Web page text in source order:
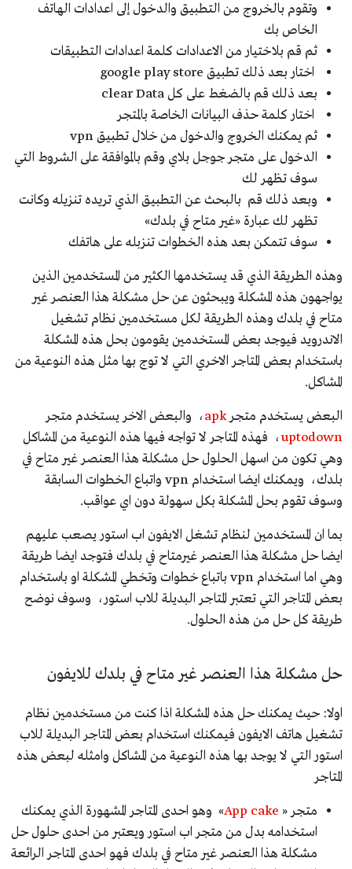
وتقوم بالخروج من التطبيق والدخول إلى اعدادات الهاتف
الخاص بك
ثم قم بلاختيار من الاعدادات كلمة اعدادات التطبيقات
اختار بعد ذلك تطبيق google play store
بعد ذلك قم بالضغط على كل clear Data
اختار كلمة حذف البيانات الخاصة بالمتجر
ثم يمكنك الخروج والدخول من خلال تطبيق vpn
الدخول على متجر جوجل بلاي وقم بالموافقة على الشروط التي
سوف تظهر لك
وبعد ذلك قم بالبحث عن التطبيق الذي تريده تنزيله وكانت
تظهر لك عبارة «غير متاح في بلدك»
سوف تتمكن بعد هذه الخطوات تنزبله على هاتفك
وهذه الطريقة الذي قد يستخدمها الكثير من المستخدمين الذين
يواجهون هذه المشكلة ويبحثون عن حل مشكلة هذا العنصر غير
متاح في بلدك وهذه الطريقة لكل مستخدمين نظام تشغيل
الاندرويد فيوجد بعض المستخدمين يقومون بحل هذه المشكلة
باستخدام بعض المتاجر الاخري التي لا توج بها مثل هذه النوعية من
المشاكل.
البعض يستخدم متجرapk، والبعض الاخر يستخدم متجر
uptodown، فهذه المتاجر لا تواجه فيها هذه النوعية من المشاكل
وهي تكون من اسهل الحلول حل مشكلة هذا العنصر غير متاح في
بلدك، ويمكنك ايضا استخدام vpn واتباع الخطوات السابقة
وسوف تقوم بحل المشكلة بكل سهولة دون اي عواقب.
بما ان المستخدمين لنظام تشغل الايفون اب استور يصعب عليهم
ايضا حل مشكلة هذا العنصر غيرمتاح في بلدك فتوجد ايضا طريقة
وهي اما استخدام vpn باتباع خطوات وتخطي المشكلة او باستخدام
بعض المتاجر التي تعتبر المتاجر البديلة للاب استور، وسوف نوضح
طريقة كل حل من هذه الحلول.
حل مشكلة هذا العنصر غير متاح في بلدك للايفون
اولا: حيث يمكنك حل هذه المشكلة اذا كنت من مستخدمين نظام
تشغيل هاتف الايفون فيمكنك استخدام بعض المتاجر البديلة للاب
استور التي لا يوجد بها هذه النوعية من المشاكل وامثله لبعض هذه
المتاجر
متجر «
» وهو احدى المتاجر المشهورة الذي يمكنك
استخدامه بدل من متجر اب استور ويعتبر من احدى حلول حل
مشكلة هذا العنصر غير متاح في بلدك فهو احدى المتاجر الرائعة